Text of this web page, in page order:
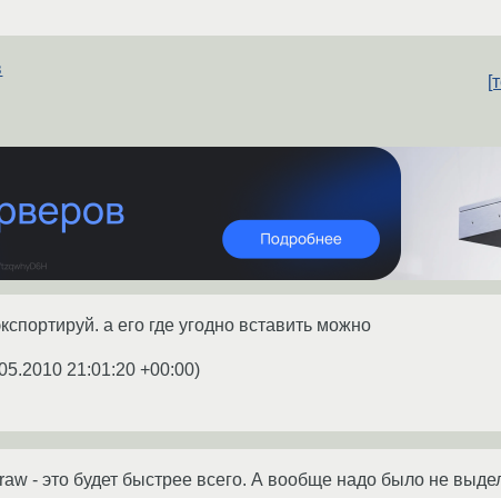
а его где угодно вставить можно
21:01:20 +00:00)
- это будет быстрее всего. А вообще надо было не